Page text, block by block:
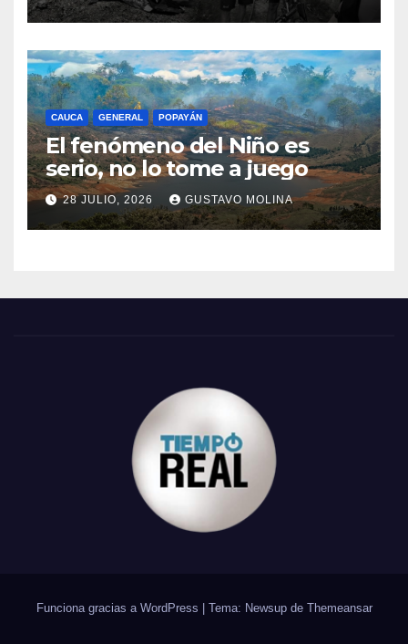
CAUCA GENERAL POPAYÁN
El fenómeno del Niño es
serio, no lo tome a juego
28 JULIO, 2026 GUSTAVO MOLINA
Funciona gracias a WordPress Tema: Newsup de Themeansar